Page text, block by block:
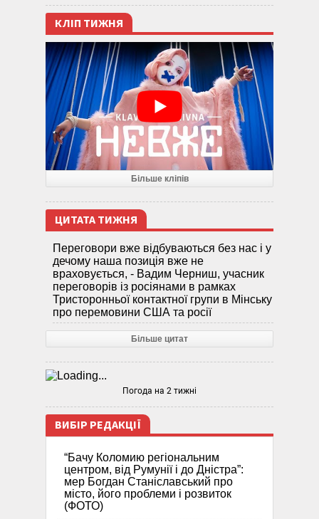
КЛІП ТИЖНЯ
Більше кліпів
ЦИТАТА ТИЖНЯ
Переговори вже відбуваються без нас і у
дечому наша позиція вже не
враховується, - Вадим Черниш, учасник
переговорів із росіянами в рамках
Тристоронньої контактної групи в Мінську
про перемовини США та росії
Більше цитат
Погода на 2 тижні
ВИБІР РЕДАКЦІЇ
“Бачу Коломию регіональним
центром, від Румунії і до Дністра”:
мер Богдан Станіславський про
місто, його проблеми і розвиток
(ФОТО)